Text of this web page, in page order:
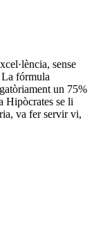
sense
fórmula
un 75%
Hipòcrates se li
va fer servir vi,